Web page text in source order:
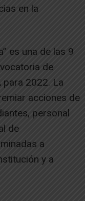
en la
es una de las 9
de
para 2022. La
acciones de
personal
de
a
y a